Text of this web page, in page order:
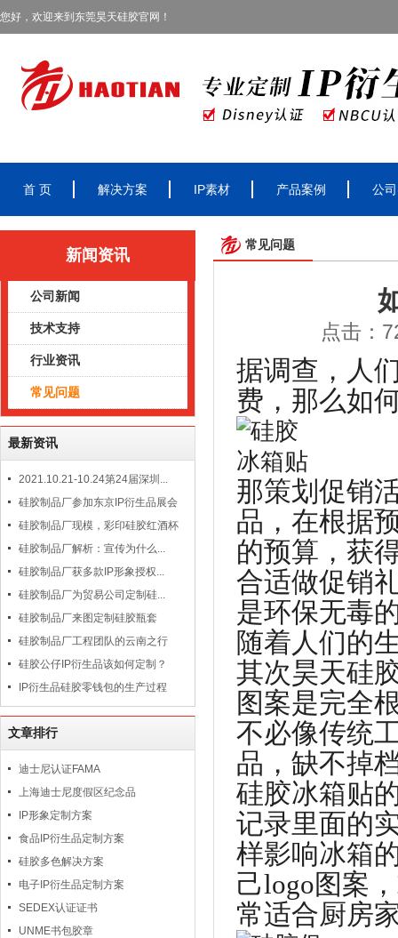
您好，欢迎来到东莞昊天硅胶官网！
首 页 解决方案 IP素材 产品案例 公
新闻资讯
公司新闻
技术支持
行业资讯
常见问题
最新资讯
2021.10.21-10.24第24届深圳...
硅胶制品厂参加东京IP衍生品展会
硅胶制品厂现模，彩印硅胶红酒杯
硅胶制品厂解析：宣传为什么...
硅胶制品厂获多款IP形象授权...
硅胶制品厂为贸易公司定制硅...
硅胶制品厂来图定制硅胶瓶套
硅胶制品厂工程团队的云南之行
硅胶公仔IP衍生品该如何定制？
IP衍生品硅胶零钱包的生产过程
文章排行
迪士尼认证FAMA
上海迪士尼度假区纪念品
IP形象定制方案
食品IP衍生品定制方案
硅胶多色解决方案
电子IP衍生品定制方案
SEDEX认证证书
UNME书包胶章
常见问题
点击：
据调查，人
费，那么如
那策划促销
品，在根据
的预算，获
合适做促销
是环保无毒
随着人们的
其次昊天硅
图案是完全
不必像传统
品，缺不掉
硅胶冰箱贴
记录里面的
样影响冰箱
己logo图案
常适合厨房